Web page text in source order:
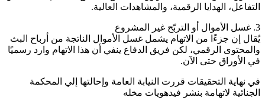
التفاعل، الهدايا الرقمية، والمشاهدات العالية.
3. غسل الأموال أو التربّح غير المشروع
يُقال إن جزءًا من الاتهام يشمل غسل الأموال الناتجة من أرباح البث
والمحتوى الرقمي، لكن فريق الدفاع ينفي أن هذا الاتهام وارد رسميًا
في الأوراق حتى الآن.
في نهاية التحقيقات قررت النيابة العامة وإحالتها إلي المحكمة
الجنائية لاتهامة بنشر فيدهويات مخله